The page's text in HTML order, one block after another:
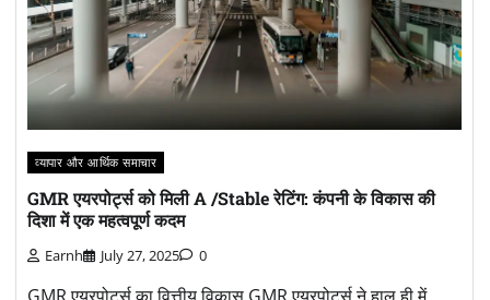
व्यापार और आर्थिक समाचार
GMR एयरपोर्ट्स को मिली A /Stable रेटिंग: कंपनी के विकास की
दिशा में एक महत्वपूर्ण कदम
Earnh July 27, 2025 0